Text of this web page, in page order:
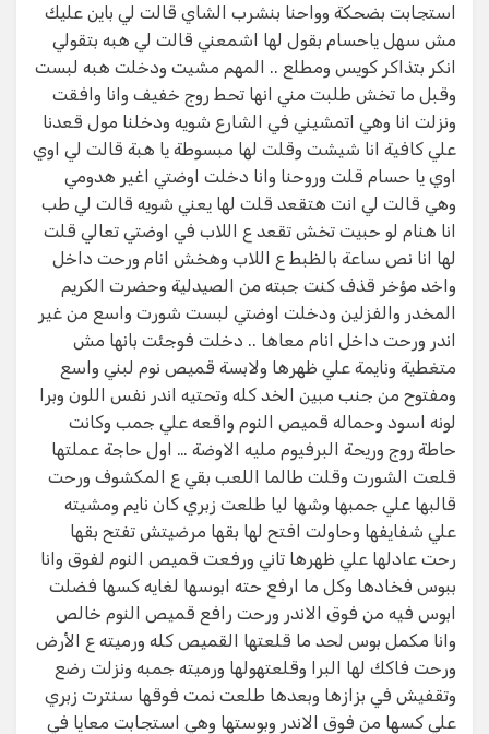
استجابت بضحكة وواحنا بنشرب الشاي قالت لي باين عليك
مش سهل ياحسام بقول لها اشمعني قالت لي هبه بتقولي
انكر بتذاكر كويس ومطلع .. المهم مشيت ودخلت هبه لبست
وقبل ما تخش طلبت مني انها تحط روج خفيف وانا وافقت
ونزلت انا وهي اتمشيني في الشارع شويه ودخلنا مول قعدنا
علي كافية انا شيشت وقلت لها مبسوطة يا هبة قالت لي اوي
اوي يا حسام قلت وروحنا وانا دخلت اوضتي اغير هدومي
وهي قالت لي انت هتقعد قلت لها يعني شويه قالت لي طب
انا هنام لو حبيت تخش تقعد ع اللاب في اوضتي تعالي قلت
لها انا نص ساعة بالظبط ع اللاب وهخش انام ورحت داخل
واخد مؤخر قذف كنت جبته من الصيدلية وحضرت الكريم
المخدر والفزلين ودخلت اوضتي لبست شورت واسع من غير
اندر ورحت داخل انام معاها .. دخلت فوجئت بانها مش
متغطية ونايمة علي ظهرها ولابسة قميص نوم لبني واسع
ومفتوح من جنب مبين الخد كله وتحتيه اندر نفس اللون وبرا
لونه اسود وحماله قميص النوم واقعه علي جمب وكانت
حاطة روج وريحة البرفيوم مليه الاوضة … اول حاجة عملتها
قلعت الشورت وقلت طالما اللعب بقي ع المكشوف ورحت
قالبها علي جمبها وشها ليا طلعت زبري كان نايم ومشيته
علي شفايفها وحاولت افتح لها بقها مرضيتش تفتح بقها
رحت عادلها علي ظهرها تاني ورفعت قميص النوم لفوق وانا
ببوس فخادها وكل ما ارفع حته ابوسها لغايه كسها فضلت
ابوس فيه من فوق الاندر ورحت رافع قميص النوم خالص
وانا مكمل بوس لحد ما قلعتها القميص كله ورميته ع الأرض
ورحت فاكك لها البرا وقلعتهولها ورميته جمبه ونزلت رضع
وتقفيش في بزازها وبعدها طلعت نمت فوقها سنترت زبري
علي كسها من فوق الاندر وبوستها وهي استجابت معايا في